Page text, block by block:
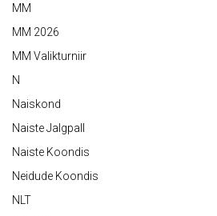
MM
MM 2026
MM Valikturniir
N
Naiskond
Naiste Jalgpall
Naiste Koondis
Neidude Koondis
NLT